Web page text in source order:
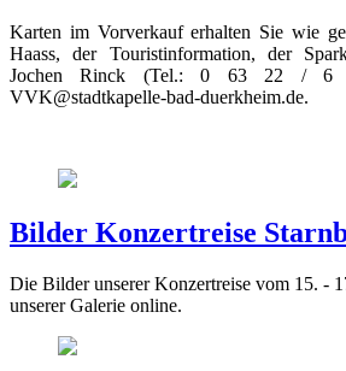
Karten im Vorverkauf erhalten Sie wie
Haass, der Touristinformation, der
Jochen Rinck (Tel.: 0 63 22 / 6
VVK@stadtkapelle-bad-duerkheim.de.
Bilder Konzertreise
Die Bilder unserer Konzertreise vom 15. -
unserer Galerie online.